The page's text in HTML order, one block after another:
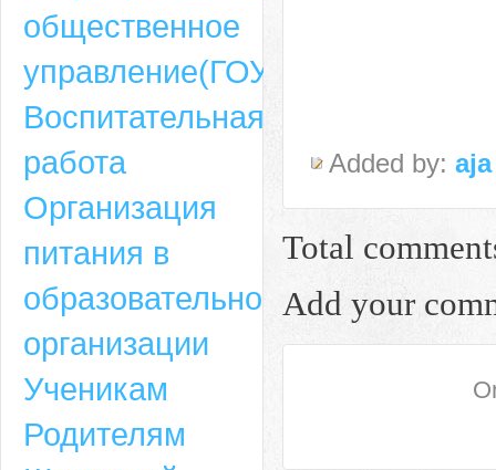
Адрес
659635, Алтайский край, Алтайский район, село Ая, ул. Школьная 11.
6-49, электронный адрес: aja_70@mail.ru
Added by: aja
Total
Add your
общественное
управление(ГОУ)
Воспитательная
работа
Организация
питания в
образовательной
организации
Ученикам
Родителям